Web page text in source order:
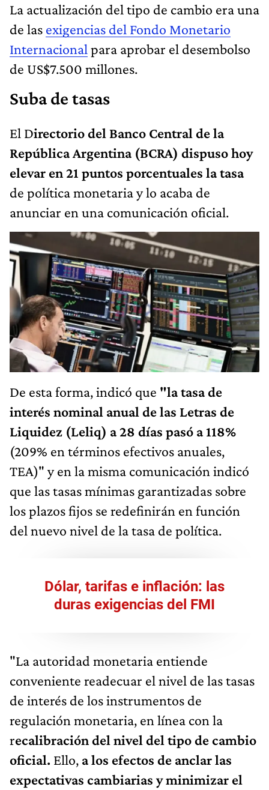
La actualización del tipo de cambio era una
de las exigencias del Fondo Monetario
Internacional para aprobar el desembolso
de US$7.500 millones.
Suba de tasas
El Directorio del Banco Central de la
República Argentina (BCRA) dispuso hoy
elevar en 21 puntos porcentuales la tasa
de política monetaria y lo acaba de
anunciar en una comunicación oficial.
De esta forma, indicó que "la tasa de
interés nominal anual de las Letras de
Liquidez (Leliq) a 28 días pasó a 118%
(209% en términos efectivos anuales,
TEA)" y en la misma comunicación indicó
que las tasas mínimas garantizadas sobre
los plazos fijos se redefinirán en función
del nuevo nivel de la tasa de política.
Dólar, tarifas e inflación: las
duras exigencias del FMI
"La autoridad monetaria entiende
conveniente readecuar el nivel de las tasas
de interés de los instrumentos de
regulación monetaria, en línea con la
recalibración del nivel del tipo de cambio
oficial. Ello, a los efectos de anclar las
expectativas cambiarias y minimizar el